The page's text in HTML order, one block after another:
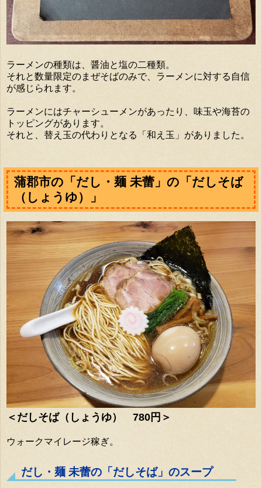
ラーメンの種類は、醤油と塩の二種類。
それと数量限定のまぜそばのみで、ラーメンに対する自信
が感じられます。
ラーメンにはチャーシューメンがあったり、味玉や海苔の
トッピングがあります。
それと、替え玉の代わりとなる「和え玉」がありました。
蒲郡市の「だし・麺 未蕾」の「だしそば
（しょうゆ）」
＜だしそば（しょうゆ） 780円＞
ウォークマイレージ稼ぎ。
だし・麺 未蕾の「だしそば」のスープ